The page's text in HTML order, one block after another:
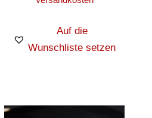
Auf die
Wunschliste setzen